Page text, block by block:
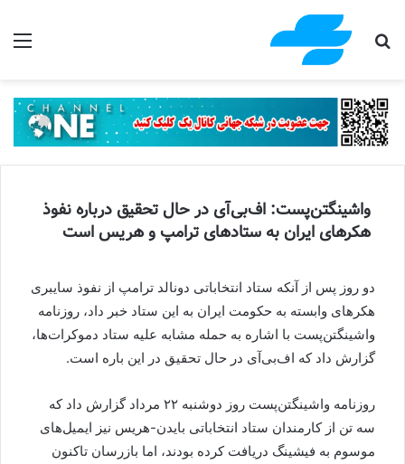
جستجو برای
واشینگتن‌پست: اف‌بی‌آی در حال تحقیق درباره نفوذ
هکرهای ایران به ستادهای ترامپ و هریس است
دو روز پس از آنکه ستاد انتخاباتی دونالد ترامپ از نفوذ سایبری
هکرهای وابسته به حکومت ایران به این ستاد خبر داد، روزنامه
واشینگتن‌پست با اشاره به حمله مشابه علیه ستاد دموکرات‌ها،
گزارش داد که اف‌بی‌آی در حال تحقیق در این باره است.
روزنامه واشینگتن‌پست روز دوشنبه ۲۲ مرداد گزارش داد که
سه تن از کارمندان ستاد انتخاباتی بایدن-هریس نیز ایمیل‌های
موسوم به فیشینگ دریافت کرده بودند، اما بازرسان تاکنون